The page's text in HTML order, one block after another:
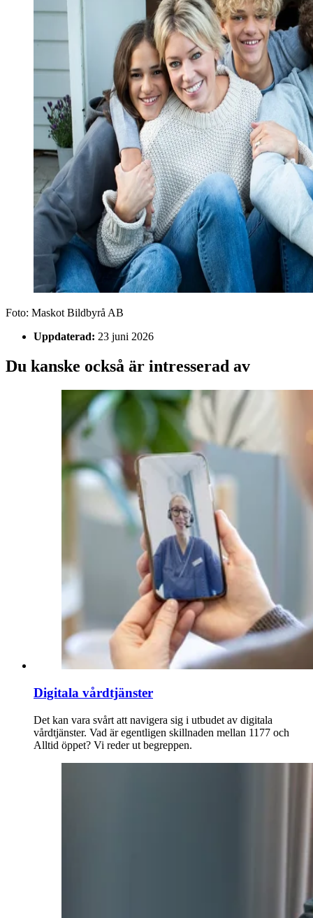
Foto: Maskot Bildbyrå AB
Uppdaterad: 23 juni 2026
Du kanske också är intresserad av
Digitala vårdtjänster
Det kan vara svårt att navigera sig i utbudet av digitala
vårdtjänster. Vad är egentligen skillnaden mellan 1177 och
Alltid öppet? Vi reder ut begreppen.